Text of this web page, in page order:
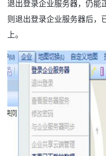
退出登录企业服务器，仍能
则退出登录企业服务器后，
上。